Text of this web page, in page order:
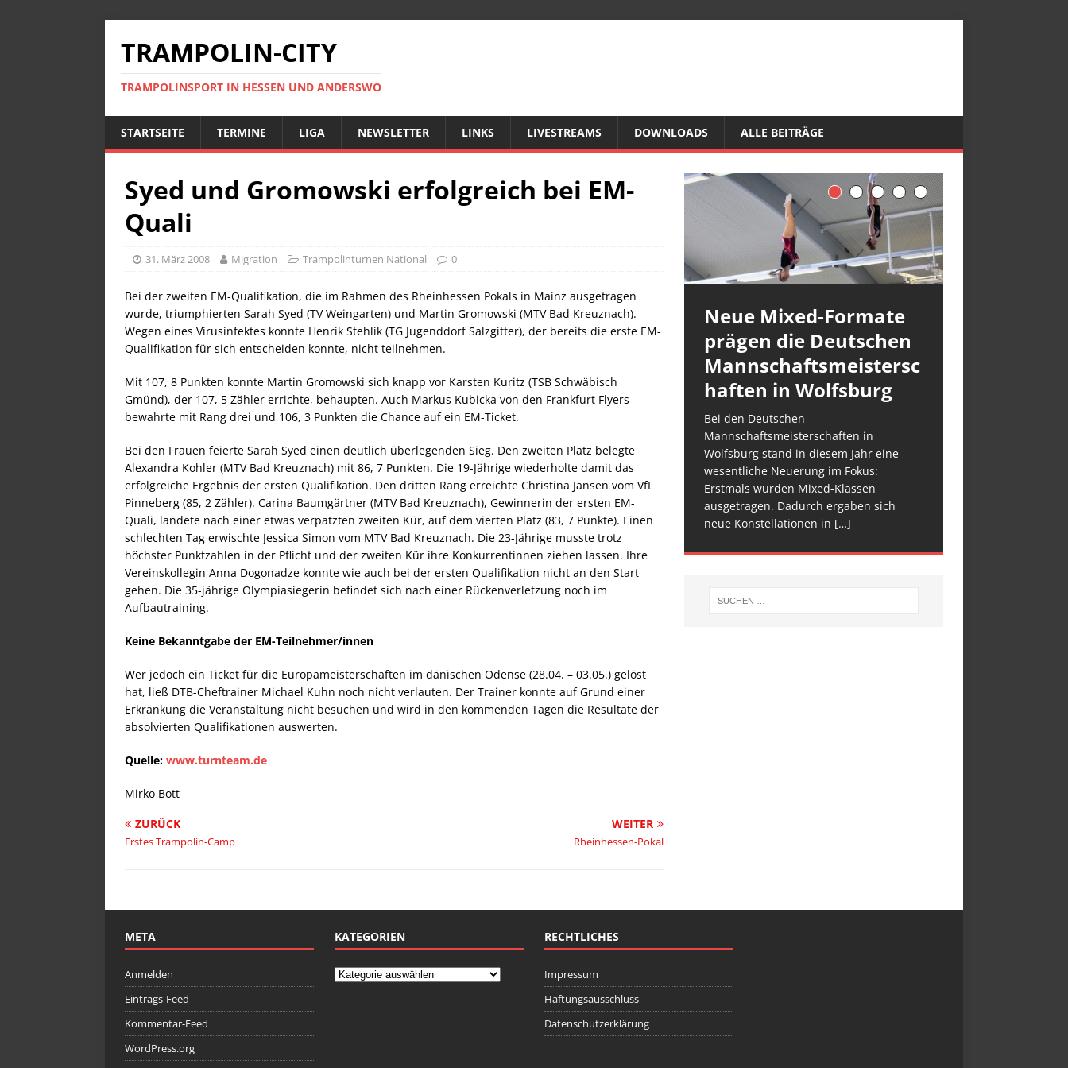
TRAMPOLIN-CITY
TRAMPOLINSPORT IN HESSEN UND ANDERSWO
STARTSEITE TERMINE LIGA NEWSLETTER LINKS LIVESTREAMS DOWNLOADS ALLE BEITRÄGE
Syed und Gromowski erfolgreich bei EM-
Quali
31. März 2008 Migration Trampolinturnen National 0
Bei der zweiten EM-Qualifikation, die im Rahmen des Rheinhessen Pokals in Mainz ausgetragen
wurde, triumphierten Sarah Syed (TV Weingarten) und Martin Gromowski (MTV Bad Kreuznach).
Wegen eines Virusinfektes konnte Henrik Stehlik (TG Jugenddorf Salzgitter), der bereits die erste EM-
Qualifikation für sich entscheiden konnte, nicht teilnehmen.
Mit 107, 8 Punkten konnte Martin Gromowski sich knapp vor Karsten Kuritz (TSB Schwäbisch
Gmünd), der 107, 5 Zähler errichte, behaupten. Auch Markus Kubicka von den Frankfurt Flyers
bewahrte mit Rang drei und 106, 3 Punkten die Chance auf ein EM-Ticket.
Bei den Frauen feierte Sarah Syed einen deutlich überlegenden Sieg. Den zweiten Platz belegte
Alexandra Kohler (MTV Bad Kreuznach) mit 86, 7 Punkten. Die 19-Jährige wiederholte damit das
erfolgreiche Ergebnis der ersten Qualifikation. Den dritten Rang erreichte Christina Jansen vom VfL
Pinneberg (85, 2 Zähler). Carina Baumgärtner (MTV Bad Kreuznach), Gewinnerin der ersten EM-
Quali, landete nach einer etwas verpatzten zweiten Kür, auf dem vierten Platz (83, 7 Punkte). Einen
schlechten Tag erwischte Jessica Simon vom MTV Bad Kreuznach. Die 23-Jährige musste trotz
höchster Punktzahlen in der Pflicht und der zweiten Kür ihre Konkurrentinnen ziehen lassen. Ihre
Vereinskollegin Anna Dogonadze konnte wie auch bei der ersten Qualifikation nicht an den Start
gehen. Die 35-jährige Olympiasiegerin befindet sich nach einer Rückenverletzung noch im
Aufbautraining.
Keine Bekanntgabe der EM-Teilnehmer/innen
Wer jedoch ein Ticket für die Europameisterschaften im dänischen Odense (28.04. – 03.05.) gelöst
hat, ließ DTB-Cheftrainer Michael Kuhn noch nicht verlauten. Der Trainer konnte auf Grund einer
Erkrankung die Veranstaltung nicht besuchen und wird in den kommenden Tagen die Resultate der
absolvierten Qualifikationen auswerten.
Quelle: www.turnteam.de
Mirko Bott
ZURÜCK
Erstes Trampolin-Camp
WEITER
Rheinhessen-Pokal
Neue Mixed-Formate
prägen die Deutschen
Mannschaftsmeistersc
haften in Wolfsburg
Bei den Deutschen
Mannschaftsmeisterschaften in
Wolfsburg stand in diesem Jahr eine
wesentliche Neuerung im Fokus:
Erstmals wurden Mixed-Klassen
ausgetragen. Dadurch ergaben sich
neue Konstellationen in […]
META
Anmelden
Eintrags-Feed
Kommentar-Feed
WordPress.org
KATEGORIEN RECHTLICHES
Impressum
Haftungsausschluss
Datenschutzerklärung